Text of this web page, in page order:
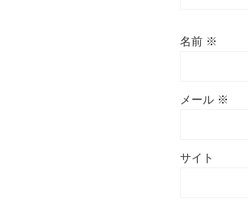
名前 ※
メール ※
サイト